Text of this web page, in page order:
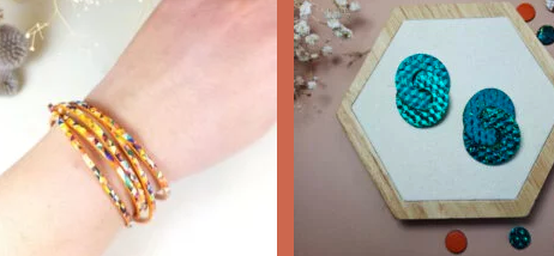
du peps et de la joie à une tenue basique. Pas besoin d'une
bracelet jaune,l 'empilement de bracelets cuir, c'est jamais trop.
entre les photos et le rendu réel.
à partir de 100€ d’achat)
communiqué dès le jour de l’envoi.